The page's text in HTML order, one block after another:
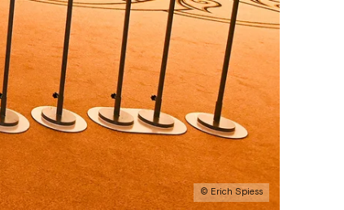
© Erich Spiess